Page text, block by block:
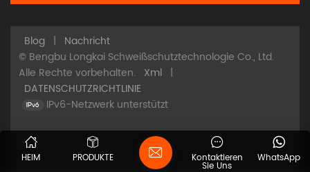
Blog |
Nachricht
© Bengbu Longkai Schweißschutztechnologie Co., Ltd.
Alle Rechte vorbehalten.
Xml |
DATENSCHUTZRICHTLINIE
IPv6-Netzwerk unterstützt
HEIM PRODUKTE WhatsApp
Kontaktieren
Sie Uns